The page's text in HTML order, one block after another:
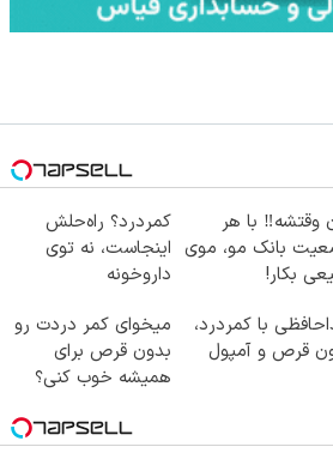
وقتشه‼️ با هر
بانک مو، موی
بکار!
کمردرد؟ راه‌حلش
اینجاست، نه توی
داروخونه
با کمردرد،
قرص و آمپول
میخوای کمر دردت رو
بدون قرص برای
همیشه خوب کنی؟